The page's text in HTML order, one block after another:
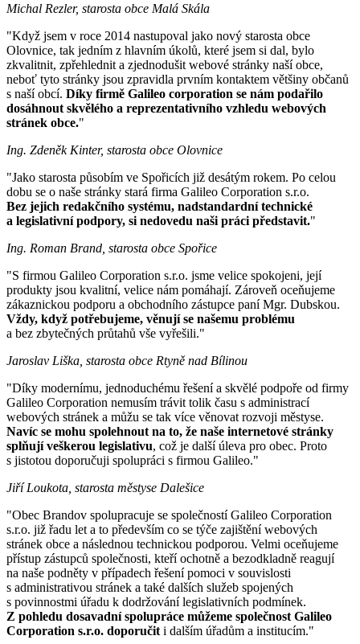
Michal Rezler, starosta obce Malá Skála
"Když jsem v roce 2014 nastupoval jako nový starosta obce
Olovnice, tak jedním z hlavním úkolů, které jsem si dal, bylo
zkvalitnit, zpřehlednit a zjednodušit webové stránky naší obce,
neboť tyto stránky jsou zpravidla prvním kontaktem většiny občanů
s naší obcí. Díky firmě Galileo corporation se nám podařilo
dosáhnout skvělého a reprezentativního vzhledu webových
stránek obce."
Ing. Zdeněk Kinter, starosta obce Olovnice
"Jako starosta působím ve Spořicích již desátým rokem. Po celou
dobu se o naše stránky stará firma Galileo Corporation s.r.o.
Bez jejich redakčního systému, nadstandardní technické
a legislativní podpory, si nedovedu naši práci představit."
Ing. Roman Brand, starosta obce Spořice
"S firmou Galileo Corporation s.r.o. jsme velice spokojeni, její
produkty jsou kvalitní, velice nám pomáhají. Zároveň oceňujeme
zákaznickou podporu a obchodního zástupce paní Mgr. Dubskou.
Vždy, když potřebujeme, věnují se našemu problému
a bez zbytečných průtahů vše vyřešili."
Jaroslav Liška, starosta obce Rtyně nad Bílinou
"Díky modernímu, jednoduchému řešení a skvělé podpoře od firmy
Galileo Corporation nemusím trávit tolik času s administrací
webových stránek a můžu se tak více věnovat rozvoji městyse.
Navíc se mohu spolehnout na to, že naše internetové stránky
splňují veškerou legislativu, což je další úleva pro obec. Proto
s jistotou doporučuji spolupráci s firmou Galileo."
Jiří Loukota, starosta městyse Dalešice
"Obec Brandov spolupracuje se společností Galileo Corporation
s.r.o. již řadu let a to především co se týče zajištění webových
stránek obce a následnou technickou podporou. Velmi oceňujeme
přístup zástupců společnosti, kteří ochotně a bezodkladně reagují
na naše podněty v případech řešení pomoci v souvislosti
s administrativou stránek a také dalších služeb spojených
s povinnostmi úřadu k dodržování legislativních podmínek.
Z pohledu dosavadní spolupráce můžeme společnost Galileo
Corporation s.r.o. doporučit i dalším úřadům a institucím."